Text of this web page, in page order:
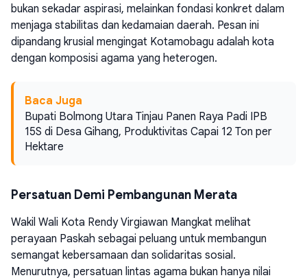
bukan sekadar aspirasi, melainkan fondasi konkret dalam
menjaga stabilitas dan kedamaian daerah. Pesan ini
dipandang krusial mengingat Kotamobagu adalah kota
dengan komposisi agama yang heterogen.
Baca Juga
Bupati Bolmong Utara Tinjau Panen Raya Padi IPB
15S di Desa Gihang, Produktivitas Capai 12 Ton per
Hektare
Persatuan Demi Pembangunan Merata
Wakil Wali Kota Rendy Virgiawan Mangkat melihat
perayaan Paskah sebagai peluang untuk membangun
semangat kebersamaan dan solidaritas sosial.
Menurutnya, persatuan lintas agama bukan hanya nilai